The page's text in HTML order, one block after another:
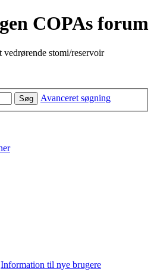
COPAs forum
stomi/reservoir
Søg Avanceret søgning
Information til nye brugere